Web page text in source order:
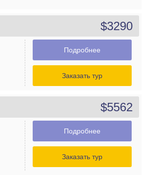
$3290
Подробнее
Заказать тур
$5562
Подробнее
Заказать тур